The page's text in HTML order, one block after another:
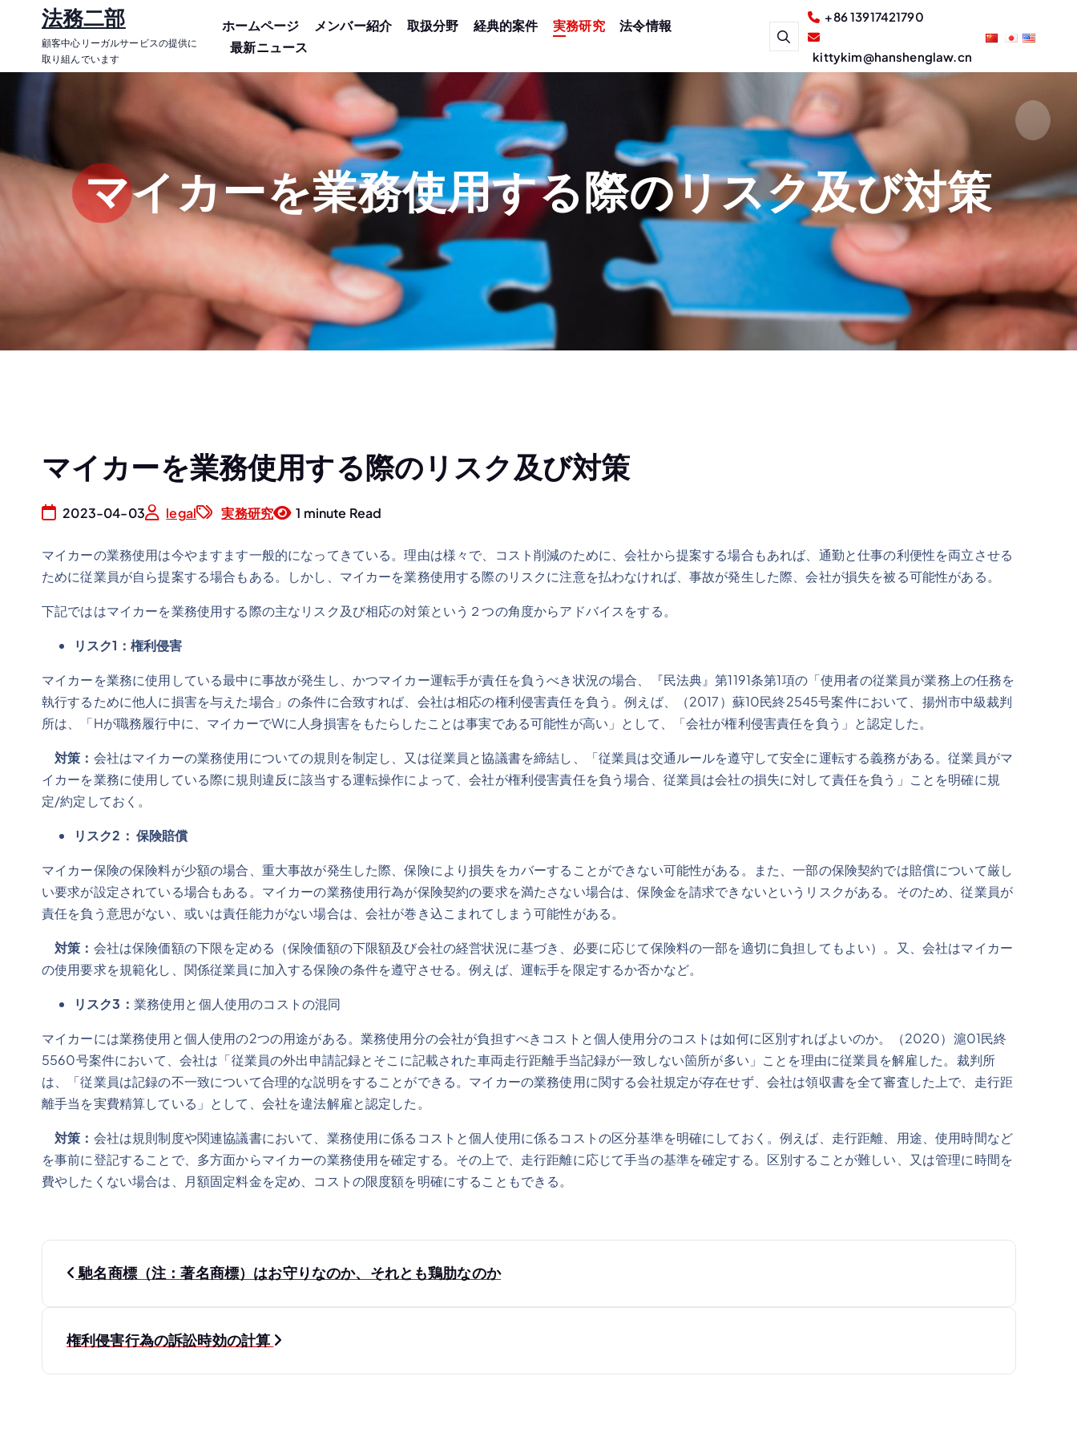
ン
キ
法務二部
顧客中心リーガルサービスの提供に
取り組んでいます
ホームページ メンバー紹介 取扱分野 経典的案件 実務研究
法令情報
最新ニュース
+86 13917421790
kittykim@hanshenglaw.cn
マイカーを業務使用する際のリスク及び対策
マイカーを業務使用する際のリスク及び対策
2023-04-03 legal 実務研究 1 minute Read
マイカーの業務使用は今やますます一般的になってきている。理由は様々で、コスト削減のために、会社から提案する場合もあれば、通勤と仕事の利便性を両立させる
ために従業員が自ら提案する場合もある。しかし、マイカーを業務使用する際のリスクに注意を払わなければ、事故が発生した際、会社が損失を被る可能性がある。
下記でははマイカーを業務使用する際の主なリスク及び相応の対策という２つの角度からアドバイスをする。
リスク1：権利侵害
マイカーを業務に使用している最中に事故が発生し、かつマイカー運転手が責任を負うべき状況の場合、『民法典』第1191条第1項の「使用者の従業員が業務上の任務を
執行するために他人に損害を与えた場合」の条件に合致すれば、会社は相応の権利侵害責任を負う。例えば、（2017）蘇10民終2545号案件において、揚州市中級裁判
所は、「Hが職務履行中に、マイカーでWに人身損害をもたらしたことは事実である可能性が高い」として、「会社が権利侵害責任を負う」と認定した。
対策： 会社はマイカーの業務使用についての規則を制定し、又は従業員と協議書を締結し、「従業員は交通ルールを遵守して安全に運転する義務がある。従業員がマ
イカーを業務に使用している際に規則違反に該当する運転操作によって、会社が権利侵害責任を負う場合、従業員は会社の損失に対して責任を負う」ことを明確に規
定/約定しておく。
リスク2： 保険賠償
マイカー保険の保険料が少額の場合、重大事故が発生した際、保険により損失をカバーすることができない可能性がある。また、一部の保険契約では賠償について厳し
い要求が設定されている場合もある。マイカーの業務使用行為が保険契約の要求を満たさない場合は、保険金を請求できないというリスクがある。そのため、従業員が
責任を負う意思がない、或いは責任能力がない場合は、会社が巻き込こまれてしまう可能性がある。
対策： 会社は保険価額の下限を定める（保険価額の下限額及び会社の経営状況に基づき、必要に応じて保険料の一部を適切に負担してもよい）。又、会社はマイカー
の使用要求を規範化し、関係従業員に加入する保険の条件を遵守させる。例えば、運転手を限定するか否かなど。
リスク3： 業務使用と個人使用のコストの混同
マイカーには業務使用と個人使用の2つの用途がある。業務使用分の会社が負担すべきコストと個人使用分のコストは如何に区別すればよいのか。（2020）滬01民終
5560号案件において、会社は「従業員の外出申請記録とそこに記載された車両走行距離手当記録が一致しない箇所が多い」ことを理由に従業員を解雇した。裁判所
は、「従業員は記録の不一致について合理的な説明をすることができる。マイカーの業務使用に関する会社規定が存在せず、会社は領収書を全て審査した上で、走行距
離手当を実費精算している」として、会社を違法解雇と認定した。
対策： 会社は規則制度や関連協議書において、業務使用に係るコストと個人使用に係るコストの区分基準を明確にしておく。例えば、走行距離、用途、使用時間など
を事前に登記することで、多方面からマイカーの業務使用を確定する。その上で、走行距離に応じて手当の基準を確定する。区別することが難しい、又は管理に時間を
費やしたくない場合は、月額固定料金を定め、コストの限度額を明確にすることもできる。
投
ナ
馳名商標（注：著名商標）はお守りなのか、それとも鶏肋なのか
権利侵害行為の訴訟時効の計算